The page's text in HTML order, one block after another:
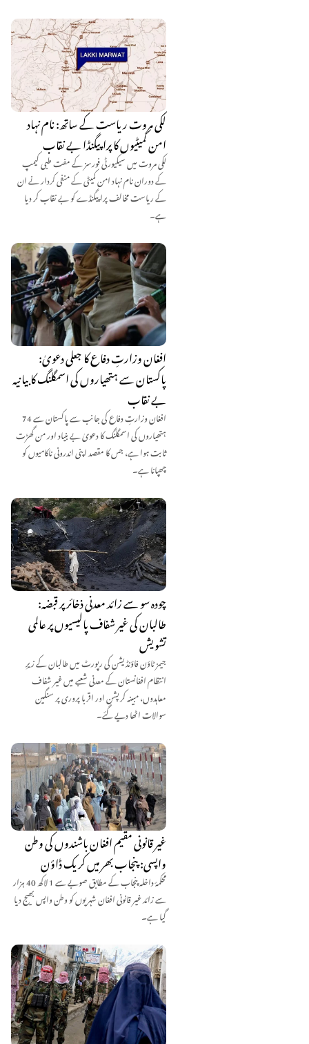
لکی مروت ریاست کے ساتھ: نام نہاد
امن کمیٹیوں کا پراپیگنڈا بے نقاب
لکی مروت میں سیکیورٹی فورسز کے مفت طبی کیمپ
کے دوران نام نہاد امن کمیٹی کے منفی کردار نے ان
کے ریاست مخالف پراپیگنڈے کو بے نقاب کر دیا
ہے۔
افغان وزارتِ دفاع کا جعلی دعویٰ:
پاکستان سے ہتھیاروں کی اسمگلنگ کا بیانیہ
بے نقاب
افغان وزارتِ دفاع کی جانب سے پاکستان سے 74
ہتھیاروں کی اسمگلنگ کا دعویٰ بے بنیاد اور من گھڑت
ثابت ہوا ہے، جس کا مقصد اپنی اندرونی ناکامیوں کو
چھپانا ہے۔
چودہ سو سے زائد معدنی ذخائر پر قبضہ:
طالبان کی غیر شفاف پالیسیوں پر عالمی
تشویش
جیمز ٹاؤن فاؤنڈیشن کی رپورٹ میں طالبان کے زیرِ
انتظام افغانستان کے معدنی شعبے میں غیر شفاف
معاہدوں، مبینہ کرپشن اور اقربا پروری پر سنگین
سوالات اٹھا دیے گئے۔
غیر قانونی مقیم افغان باشندوں کی وطن
واپسی: پنجاب بھر میں کریک ڈاؤن
محکمۂ داخلہ پنجاب کے مطابق صوبے سے 1 لاکھ 40 ہزار
سے زائد غیر قانونی افغان شہریوں کو وطن واپس بھیج دیا
گیا ہے۔